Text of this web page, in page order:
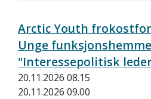
Arctic Youth
Unge
"Interessepolitisk
20.11.2026 08.15
20.11.2026 09.00